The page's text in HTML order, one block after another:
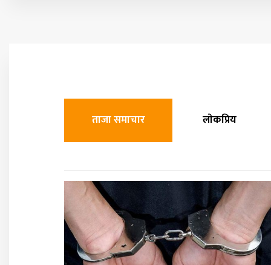
ताजा समाचार लाेकप्रिय